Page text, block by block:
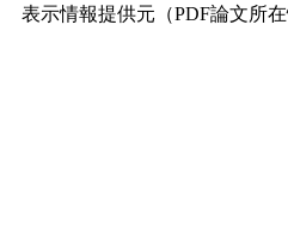
表示情報提供元（PDF論文所在